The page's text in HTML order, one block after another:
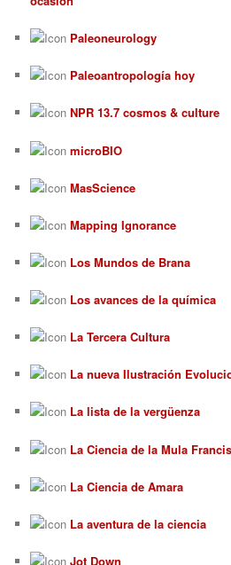
Paleoneurology
Paleoantropología hoy
NPR 13.7 cosmos & culture
microBIO
MasScience
Mapping Ignorance
Los Mundos de Brana
Los avances de la química
La Tercera Cultura
La nueva Ilustración
La lista de la vergüenza
La Ciencia de la Mula Francis
La Ciencia de Amara
La aventura de la ciencia
Jot Down